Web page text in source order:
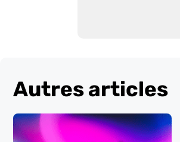
Autres articles